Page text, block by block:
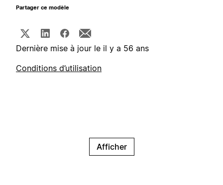
Partager ce modèle
Dernière mise à jour le il y a 56 ans
Conditions d’utilisation
Afficher